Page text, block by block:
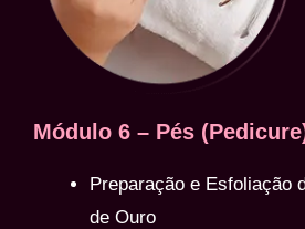
Módulo 6 – Pés
Preparação e Esfoliação
de Ouro